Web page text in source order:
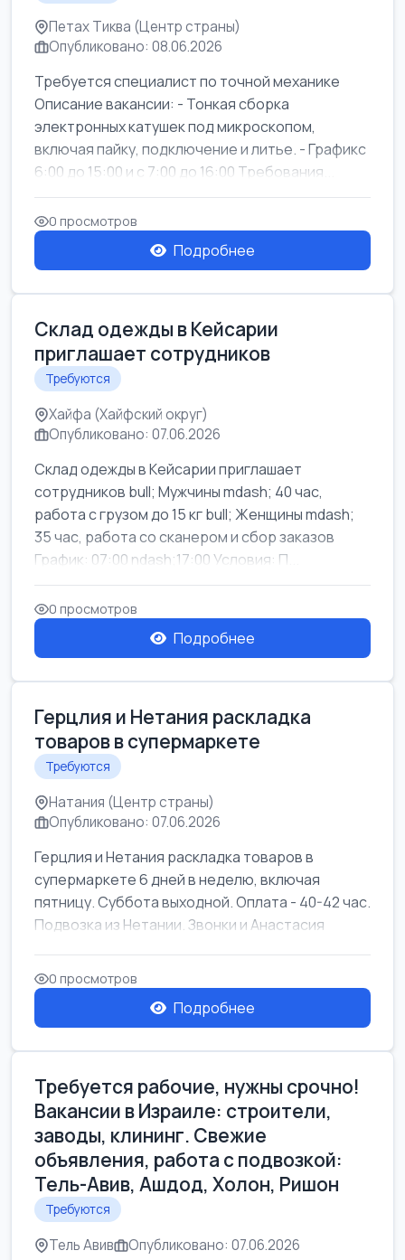
Петах Тиква (Центр страны)
Опубликовано: 08.06.2026
Требуется специалист по точной механике
Описание вакансии: - Тонкая сборка
электронных катушек под микроскопом,
включая пайку, подключение и литье. - Графикс
6:00 до 15:00 и с 7:00 до 16:00 Требования...
0 просмотров
Подробнее
Склад одежды в Кейсарии
приглашает сотрудников
Требуются
Хайфа (Хайфский округ)
Опубликовано: 07.06.2026
Склад одежды в Кейсарии приглашает
сотрудников bull; Мужчины mdash; 40 час,
работа с грузом до 15 кг bull; Женщины mdash;
35 час, работа со сканером и сбор заказов
График: 07:00 ndash;17:00 Условия: П...
0 просмотров
Подробнее
Герцлия и Нетания раскладка
товаров в супермаркете
Требуются
Натания (Центр страны)
Опубликовано: 07.06.2026
Герцлия и Нетания раскладка товаров в
супермаркете 6 дней в неделю, включая
пятницу. Суббота выходной. Оплата - 40-42 час.
Подвозка из Нетании. Звонки и Анастасия
0 просмотров
Подробнее
Требуется рабочие, нужны срочно!
Вакансии в Израиле: строители,
заводы, клининг. Свежие
объявления, работа с подвозкой:
Тель-Авив, Ашдод, Холон, Ришон
Требуются
Тель Авив Опубликовано: 07.06.2026